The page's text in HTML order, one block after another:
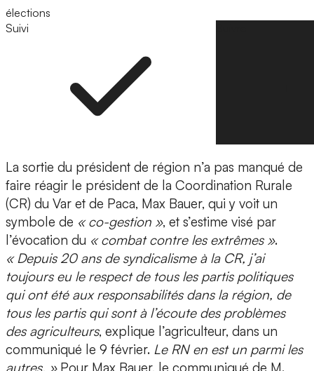
élections
Suivi
La sortie du président de région n’a pas manqué de
faire réagir le président de la Coordination Rurale
(CR) du Var et de Paca, Max Bauer, qui y voit un
symbole de « co-gestion », et s’estime visé par
l’évocation du « combat contre les extrêmes ».
« Depuis 20 ans de syndicalisme à la CR, j’ai
toujours eu le respect de tous les partis politiques
qui ont été aux responsabilités dans la région, de
tous les partis qui sont à l’écoute des problèmes
des agriculteurs, explique l’agriculteur, dans un
communiqué le 9 février. Le RN en est un parmi les
autres. »Pour Max Bauer, le communiqué de M.